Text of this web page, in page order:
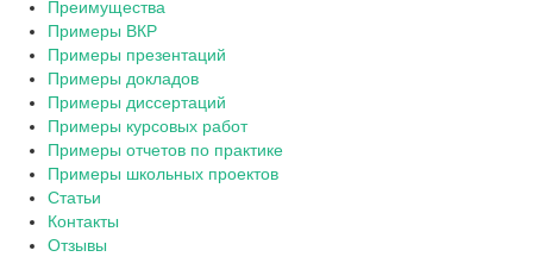
Преимущества
Примеры ВКР
Примеры презентаций
Примеры докладов
Примеры диссертаций
Примеры курсовых работ
Примеры отчетов по практике
Примеры школьных проектов
Статьи
Контакты
Отзывы